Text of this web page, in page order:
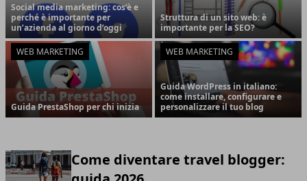
Social media marketing: cos’è e
perché è importante per
un’azienda al giorno d’oggi
Struttura di un sito web: è
importante per la SEO?
WEB MARKETING
Guida PrestaShop per chi inizia
WEB MARKETING
Guida WordPress in italiano:
come installare, configurare e
personalizzare il tuo blog
Come diventare travel blogger: